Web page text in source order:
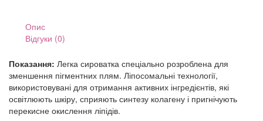
Опис
Відгуки (0)
Показання: Легка сироватка спеціально розроблена для
зменшення пігментних плям. Ліпосомальні технології,
використовувані для отримання активних інгредієнтів, які
освітлюють шкіру, сприяють синтезу колагену і пригнічують
перекисне окислення ліпідів.